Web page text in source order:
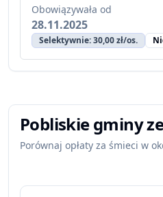
Obowiązywała od
28.11.2025
Selektywnie: 30,00 zł/os.
Pobliskie gminy
Porównaj opłaty za śmieci w